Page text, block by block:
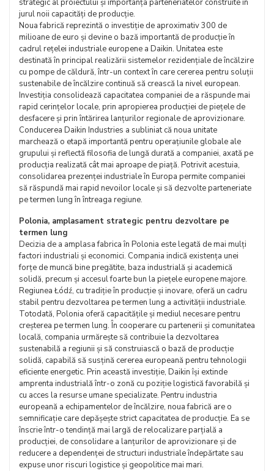
strategic al proiectului și importanța parteneriatelor construite în
jurul noii capacități de producție.
Noua fabrică reprezintă o investiție de aproximativ 300 de
milioane de euro și devine o bază importantă de producție în
cadrul rețelei industriale europene a Daikin. Unitatea este
destinată în principal realizării sistemelor rezidențiale de încălzire
cu pompe de căldură, într-un context în care cererea pentru soluții
sustenabile de încălzire continuă să crească la nivel european.
Investiția consolidează capacitatea companiei de a răspunde mai
rapid cerințelor locale, prin apropierea producției de piețele de
desfacere și prin întărirea lanțurilor regionale de aprovizionare.
Conducerea Daikin Industries a subliniat că noua unitate
marchează o etapă importantă pentru operațiunile globale ale
grupului și reflectă filosofia de lungă durată a companiei, axată pe
producția realizată cât mai aproape de piață. Potrivit acestuia,
consolidarea prezenței industriale în Europa permite companiei
să răspundă mai rapid nevoilor locale și să dezvolte parteneriate
pe termen lung în întreaga regiune.
Polonia, amplasament strategic pentru dezvoltare pe
termen lung
Decizia de a amplasa fabrica în Polonia este legată de mai mulți
factori industriali și economici. Compania indică existența unei
forțe de muncă bine pregătite, baza industrială și academică
solidă, precum și accesul foarte bun la piețele europene majore.
Regiunea Łódź, cu tradiție în producție și inovare, oferă un cadru
stabil pentru dezvoltarea pe termen lung a activității industriale.
Totodată, Polonia oferă capacitățile și mediul necesare pentru
creșterea pe termen lung. În cooperare cu partenerii și comunitatea
locală, compania urmărește să contribuie la dezvoltarea
sustenabilă a regiunii și să construiască o bază de producție
solidă, capabilă să susțină cererea europeană pentru tehnologii
eficiente energetic. Prin această investiție, Daikin își extinde
amprenta industrială într-o zonă cu poziție logistică favorabilă și
cu acces la resurse umane specializate. Pentru industria
europeană a echipamentelor de încălzire, noua fabrică are o
semnificație care depășește strict capacitatea de producție. Ea se
înscrie într-o tendință mai largă de relocalizare parțială a
producției, de consolidare a lanțurilor de aprovizionare și de
reducere a dependenței de structuri industriale îndepărtate sau
expuse unor riscuri logistice și geopolitice mai mari.